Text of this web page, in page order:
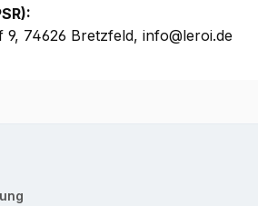
74626 Bretzfeld, info@leroi.de